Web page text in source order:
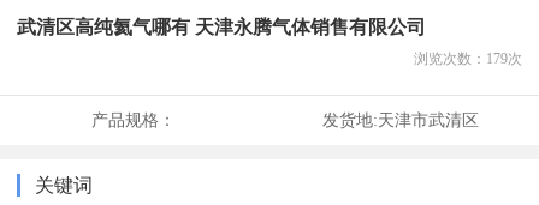
武清区高纯氦气哪有 天津永腾气体销售有限公司
浏览次数： 179次
产品规格： 发货地:天津市武清区
关键词